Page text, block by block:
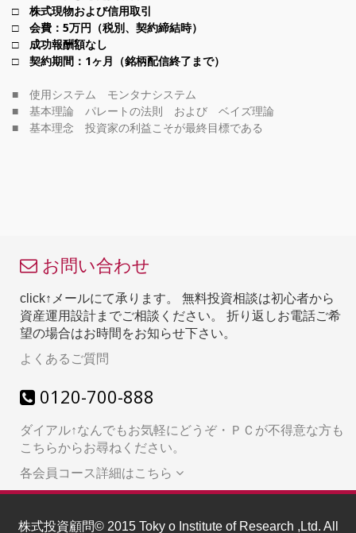
□ 株式現物および信用取引
□ 会費：5万円（税別、契約締結時）
□ 成功報酬額なし
□ 契約期間：1ヶ月（銘柄配信終了まで）
■ 使用システム モンタナシステム
■ 基本理論 パレートの法則 および ベイズ理論
■ 基本理念 投資家の利益こそが最終目標である
お問い合わせ
click↑メールにて承ります。 無料投資相談は初心者から
資産運用設計までご相談ください。 折り返しお電話ご希
望の場合はお時間をお知らせ下さい。
よくあるご質問
0120-700-888
ダイアル↑なんでもお気軽にどうぞ・ＰＣが不得意な方も
こちらからお尋ねください。
各会員コース詳細はこちら
株式投資顧問© 2015 Toky o Institute of Research ,Ltd. All